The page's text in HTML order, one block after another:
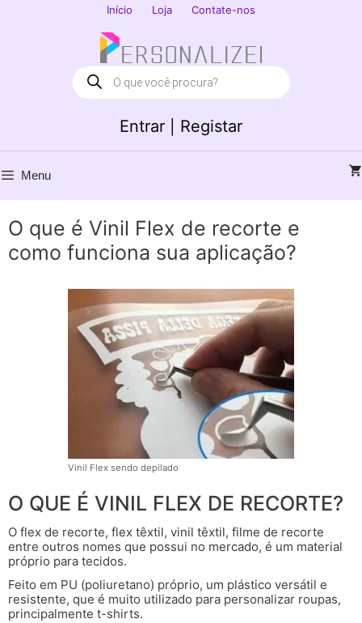
Início Loja Contate-nos
Entrar | Registar
Products
search
Menu
O que é Vinil Flex de recorte e
como funciona sua aplicação?
Vinil Flex sendo depilado
O QUE É VINIL FLEX DE RECORTE?
O flex de recorte, flex têxtil, vinil têxtil, filme de recorte
entre outros nomes que possui no mercado, é um material
próprio para tecidos.
Feito em PU (poliuretano) próprio, um plástico versátil e
resistente, que é muito utilizado para personalizar roupas,
principalmente t-shirts.